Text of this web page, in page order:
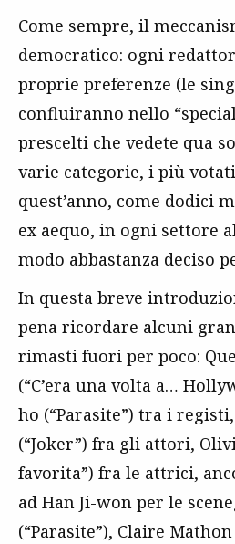
Come sempre, il
democratico: ogni
proprie preferenze (le
confluiranno nello
prescelti che vedete qua
varie categorie, i più
quest’anno, come dodici
ex aequo, in ogni settore
modo abbastanza deciso
In questa breve
pena ricordare alcuni
rimasti fuori per poco:
(“C’era una volta a…
ho (“Parasite”) tra i
(“Joker”) fra gli attori,
favorita”) fra le attrici,
ad Han Ji-won per le
(“Parasite”), Claire